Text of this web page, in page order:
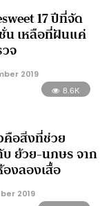
17 ปีที่จัด
น เหลือที่ฝันแค่
จ
2019
8.6K
คือสิ่งที่ช่วย
ย้วย-นภษร จาก
งลองเสื้อ
2019